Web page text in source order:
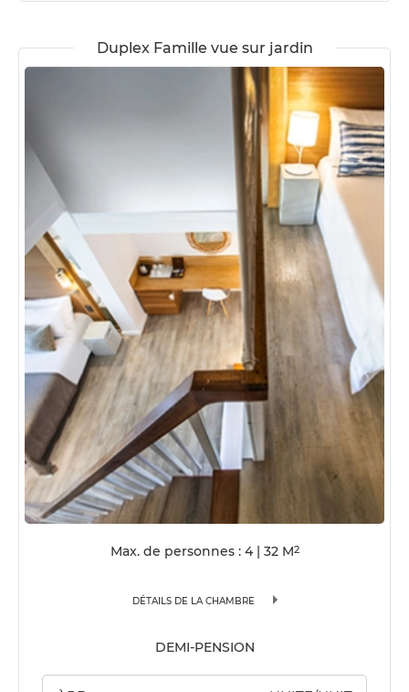
Duplex Famille vue sur jardin
Max. de personnes : 4 | 32M2
DÉTAILS DE LA CHAMBRE
DEMI-PENSION